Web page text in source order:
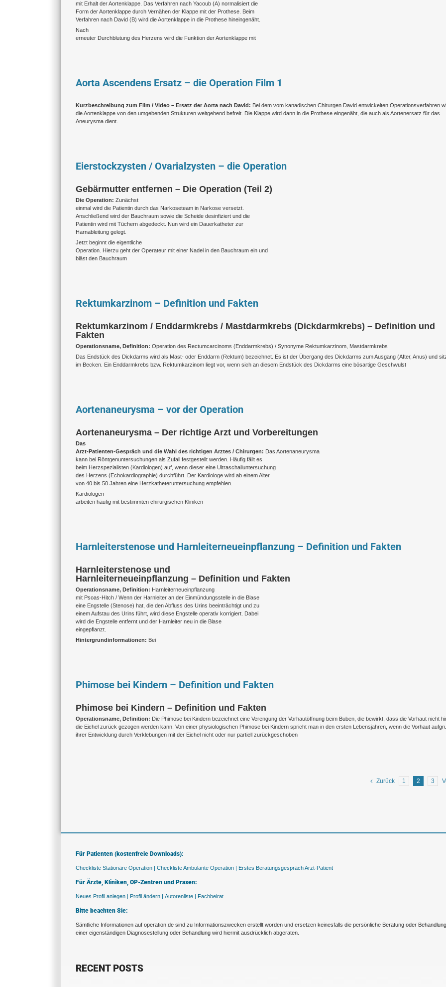
mit Erhalt der Aortenklappe. Das Verfahren nach Yacoub (A) normalisiert die
Form der Aortenklappe durch Vernähen der Klappe mit der Prothese. Beim
Verfahren nach David (B) wird die Aortenklappe in die Prothese hineingenäht.
Nach
erneuter Durchblutung des Herzens wird die Funktion der Aortenklappe mit
Aorta Ascendens Ersatz – die Operation Film 1
Kurzbeschreibung zum Film / Video – Ersatz der Aorta nach David: Bei dem vom kanadischen Chirurgen David entwickelten Operationsverfahren
die Aortenklappe von den umgebenden Strukturen weitgehend befreit. Die Klappe wird dann in die Prothese eingenäht, die auch als Aortenersatz für das
Aneurysma dient.
Eierstockzysten / Ovarialzysten – die Operation
Gebärmutter entfernen – Die Operation (Teil 2)
Die Operation: Zunächst
einmal wird die Patientin durch das Narkoseteam in Narkose versetzt.
Anschließend wird der Bauchraum sowie die Scheide desinfiziert und die
Patientin wird mit Tüchern abgedeckt. Nun wird ein Dauerkatheter zur
Harnableitung gelegt.
Jetzt beginnt die eigentliche
Operation. Hierzu geht der Operateur mit einer Nadel in den Bauchraum ein und
bläst den Bauchraum
Rektumkarzinom – Definition und Fakten
Rektumkarzinom / Enddarmkrebs / Mastdarmkrebs (Dickdarmkrebs) – Definition und
Fakten
Operationsname, Definition: Operation des Rectumcarcinoms (Enddarmkrebs) / Synonyme Rektumkarzinom, Mastdarmkrebs
Das Endstück des Dickdarms wird als Mast- oder Enddarm (Rektum) bezeichnet. Es ist der Übergang des Dickdarms zum Ausgang (After, Anus) und
im Becken. Ein Enddarmkrebs bzw. Rektumkarzinom liegt vor, wenn sich an diesem Endstück des Dickdarms eine bösartige Geschwulst
Aortenaneurysma – vor der Operation
Aortenaneurysma – Der richtige Arzt und Vorbereitungen
Das
Arzt-Patienten-Gespräch und die Wahl des richtigen Arztes / Chirurgen: Das Aortenaneurysma
kann bei Röntgenuntersuchungen als Zufall festgestellt werden. Häufig fällt es
beim Herzspezialisten (Kardiologen) auf, wenn dieser eine Ultraschalluntersuchung
des Herzens (Echokardiographie) durchführt. Der Kardiologe wird ab einem Alter
von 40 bis 50 Jahren eine Herzkatheteruntersuchung empfehlen.
Kardiologen
arbeiten häufig mit bestimmten chirurgischen Kliniken
Harnleiterstenose und Harnleiterneueinpflanzung – Definition und Fakten
Harnleiterstenose und
Harnleiterneueinpflanzung – Definition und Fakten
Operationsname, Definition: Harnleiterneueinpflanzung
mit Psoas-Hitch / Wenn der Harnleiter an der Einmündungsstelle in die Blase
eine Engstelle (Stenose) hat, die den Abfluss des Urins beeinträchtigt und zu
einem Aufstau des Urins führt, wird diese Engstelle operativ korrigiert. Dabei
wird die Engstelle entfernt und der Harnleiter neu in die Blase
eingepflanzt.
Hintergrundinformationen: Bei
Phimose bei Kindern – Definition und Fakten
Phimose bei Kindern – Definition und Fakten
Operationsname, Definition: Die Phimose bei Kindern bezeichnet eine Verengung der Vorhautöffnung beim Buben, die bewirkt, dass die Vorhaut nicht
die Eichel zurück gezogen werden kann. Von einer physiologischen Phimose bei Kindern spricht man in den ersten Lebensjahren, wenn die Vorhaut
ihrer Entwicklung durch Verklebungen mit der Eichel nicht oder nur partiell zurückgeschoben
Zurück 1 2 3
Für Patienten (kostenfreie Downloads):
Checkliste Stationäre Operation | Checkliste Ambulante Operation | Erstes Beratungsgespräch Arzt-Patient
Für Ärzte, Kliniken, OP-Zentren und Praxen:
Neues Profil anlegen | Profil ändern | Autorenliste | Fachbeirat
Bitte beachten Sie:
Sämtliche Informationen auf operation.de sind zu Informationszwecken erstellt worden und ersetzen keinesfalls die persönliche Beratung oder
einer eigenständigen Diagnosestellung oder Behandlung wird hiermit ausdrücklich abgeraten.
RECENT POSTS